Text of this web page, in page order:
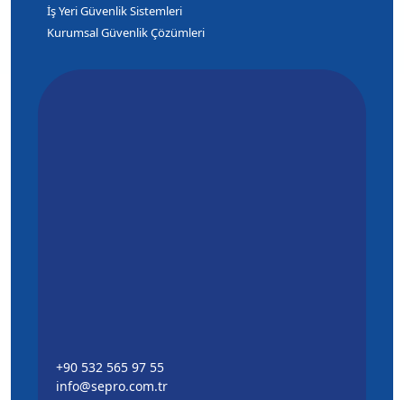
İş Yeri Güvenlik Sistemleri
Kurumsal Güvenlik Çözümleri
+90 532 565 97 55
info@sepro.com.tr